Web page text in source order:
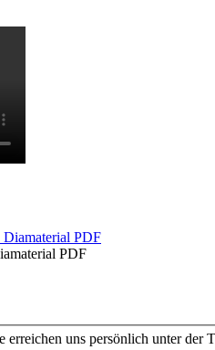
PDF
erreichen uns persönlich unter